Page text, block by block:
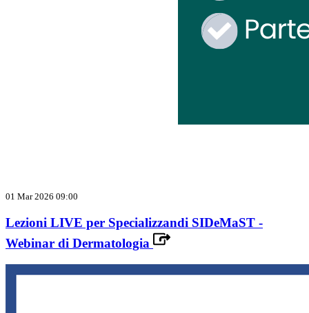
01 Mar 2026 09:00
Lezioni LIVE per Specializzandi SIDeMaST -
Webinar di Dermatologia